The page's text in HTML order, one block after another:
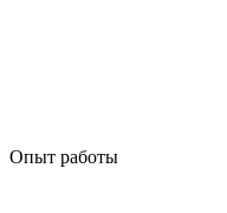
Опыт работы